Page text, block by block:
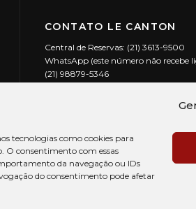
tecnologias como cookies para
O consentimento com essas
da navegação ou IDs
do consentimento pode afetar
CONTATO LE CANTON
Central de Reservas: (21) 3613-9500
WhatsApp (este número não recebe
(21) 98879-5346
reservados